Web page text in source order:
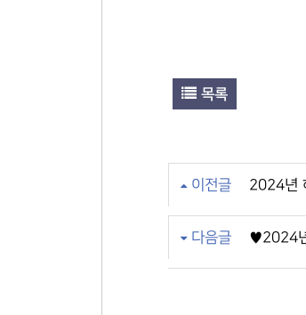
목록
이전글 2024년
다음글 ♥2024